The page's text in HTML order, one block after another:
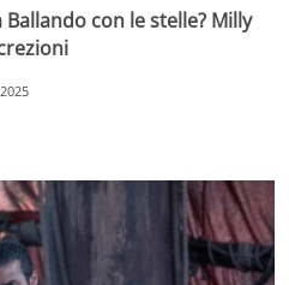
con le stelle? Milly